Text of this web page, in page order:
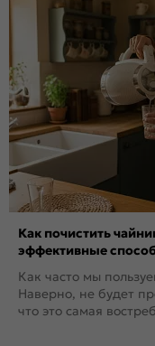
Как почистить
эффективные
Как часто мы
Наверно, не будет
что это самая